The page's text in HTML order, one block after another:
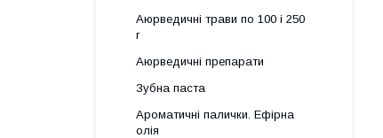
Аюрведичні трави по 100 і 250
г
Аюрведичні препарати
Зубна паста
Ароматичні палички. Ефірна
олія